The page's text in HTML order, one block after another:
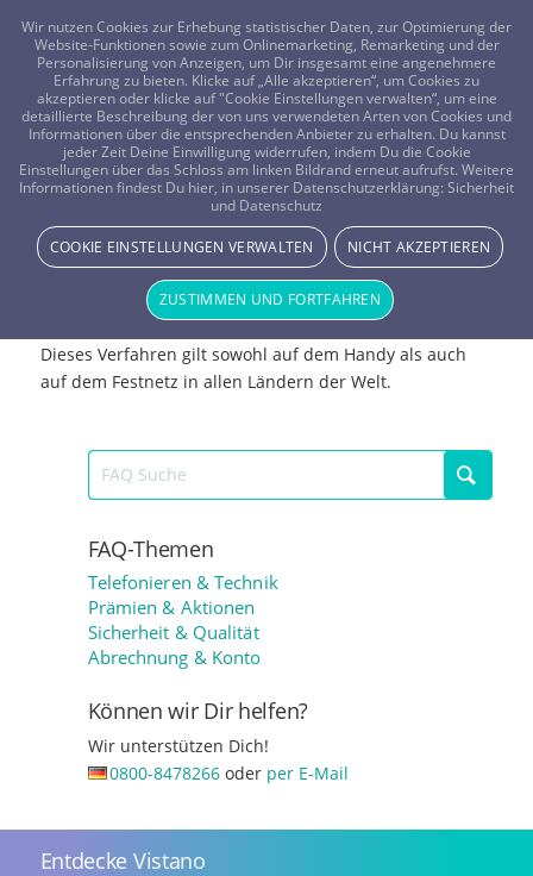
FRAGEN? KOSTENLOS ANRUFEN: 0800-8478266
Ist der Vistano-Rückruf kostenlos?
Telefonieren & Technik
Ist der Rückruf bei Vistano wirklich kostenlos?
Ja! wir rufen Dich und Deinen Berater bei jedem
Gespräch kostenlos zurück und vermitteln Euch direkt.
Dieses Verfahren gilt sowohl auf dem Handy als auch
auf dem Festnetz in allen Ländern der Welt.
FAQ-Themen
Telefonieren & Technik
Prämien & Aktionen
Sicherheit & Qualität
Abrechnung & Konto
Können wir Dir helfen?
Wir unterstützen Dich!
0800-8478266oder per E-Mail
Entdecke Vistano
Wir nutzen Cookies zur Erhebung statistischer Daten, zur Optimierung der
Website-Funktionen sowie zum Onlinemarketing, Remarketing und der
Personalisierung von Anzeigen, um Dir insgesamt eine angenehmere
Erfahrung zu bieten. Klicke auf „Alle akzeptieren“, um Cookies zu
akzeptieren oder klicke auf "Cookie Einstellungen verwalten“, um eine
detaillierte Beschreibung der von uns verwendeten Arten von Cookies und
Informationen über die entsprechenden Anbieter zu erhalten. Du kannst
jeder Zeit Deine Einwilligung widerrufen, indem Du die Cookie
Einstellungen über das Schloss am linken Bildrand erneut aufrufst. Weitere
Informationen findest Du hier, in unserer Datenschutzerklärung: Sicherheit
und Datenschutz
COOKIE EINSTELLUNGEN VERWALTEN NICHT AKZEPTIEREN
ZUSTIMMEN UND FORTFAHREN